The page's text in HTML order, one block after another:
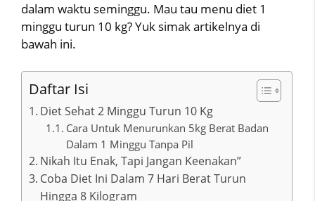
dalam waktu seminggu. Mau tau menu diet 1
minggu turun 10 kg? Yuk simak artikelnya di
bawah ini.
Daftar Isi
Diet Sehat 2 Minggu Turun 10 Kg
Cara Untuk Menurunkan 5kg Berat Badan
Dalam 1 Minggu Tanpa Pil
Nikah Itu Enak, Tapi Jangan Keenakan”
Coba Diet Ini Dalam 7 Hari Berat Turun
Hingga 8 Kilogram